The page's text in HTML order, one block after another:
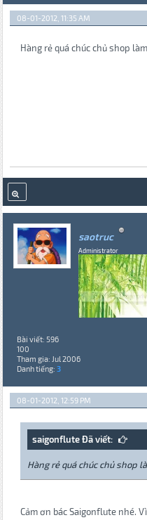
08-01-2012, 11:35 AM
Hàng rẻ quá chúc chủ shop
saotruc
Administrator
Bài viết: 596
100
Tham gia: Jul 2006
Danh tiếng: 3
08-01-2012, 12:59 PM
saigonflute Đã viết:
Hàng rẻ quá chúc chủ shop
Cảm ơn bác Saigonflute nhé.